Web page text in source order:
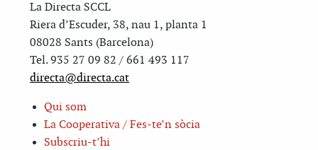
La Directa SCCL
Riera d’Escuder, 38, nau 1, planta 1
08028 Sants (Barcelona)
Tel. 935 27 09 82 / 661 493 117
directa@directa.cat
Qui som
La Cooperativa / Fes-te’n sòcia
Subscriu-t’hi